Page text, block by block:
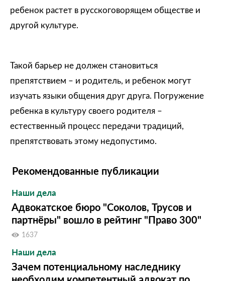
ребенок растет в русскоговорящем обществе и
другой культуре.
Такой барьер не должен становиться
препятствием – и родитель, и ребенок могут
изучать языки общения друг друга. Погружение
ребенка в культуру своего родителя –
естественный процесс передачи традиций,
препятствовать этому недопустимо.
Рекомендованные публикации
Наши дела
Адвокатское бюро "Соколов, Трусов и
партнёры" вошло в рейтинг "Право 300"
1637
Наши дела
Зачем потенциальному наследнику